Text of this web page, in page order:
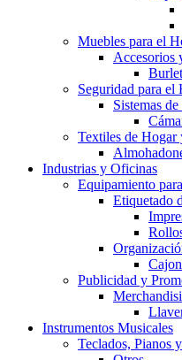
Muebles para el
Accesorios
Seguridad para el
Sistemas
Textiles de Hogar
Industrias y Oficinas
Equipamiento
Etiquetado
Publicidad y
Instrumentos Musicales
Teclados, Pianos